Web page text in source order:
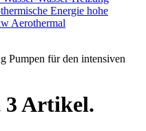
Energie hohe
Aerothermal
Pumpen für den intensiven
3 Artikel.